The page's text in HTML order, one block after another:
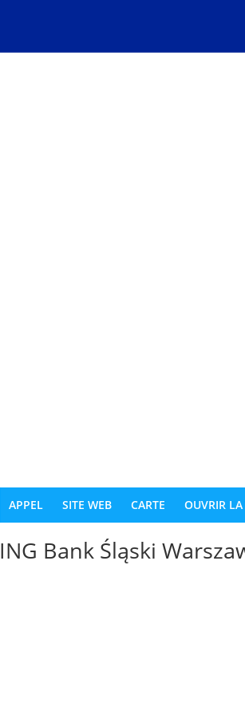
APPEL SITE WEB CARTE OUVRIR LA
ING Bank Śląski